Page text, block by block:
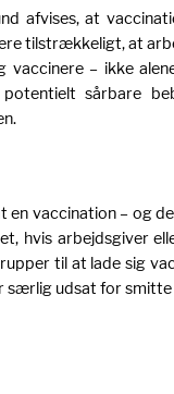
afvises, at
tilstrækkeligt, at
– ikke
sårbare
en vaccination – og
hvis arbejdsgiver
til at lade sig
særlig udsat for smitte